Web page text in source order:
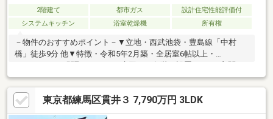
2階建て 都市ガス
設計住宅性能評価付
システムキッチン
浴室乾燥機 所有権
－物件のおすすめポイント－▼立地・西武池袋・豊島線「中村
橋」徒歩9分 他▼特徴・令和5年2月築・全居室6帖以上・
建物内で行き来可能な設計・約5.5帖の納戸はWIC付、多用途に活
用可能・各洋室に収納有・駐車場有(車種による)▼周辺環境・練
馬区立練馬第二小学校 徒歩3分(約230m)・コモディイイダ中村橋
店 徒歩5分(約400m)※前面道路幅員約4mのため容積率は160%に制
東京都練馬区貫井３ 7,790万円 3LDK